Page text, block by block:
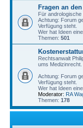
Fragen an
Für andrologische
Achtung: Forum
Verfügung steht.
Wer hat Ideen
Themen: 501
Rechtsanwalt
ums Medizinrecht.
Achtung: Forum
Verfügung steht.
Wer hat Ideen
Moderator: RA
Themen: 178